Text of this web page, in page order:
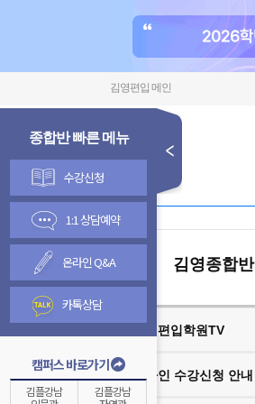
김영편입 메인
종합반 빠른 메뉴
수강신청
1:1 상담예약
온라인 Q&A
카톡상담
캠퍼스 바로가기
김플강남
김플강남
김영종합반
김영편입학원TV
온라인 수강신청 안내